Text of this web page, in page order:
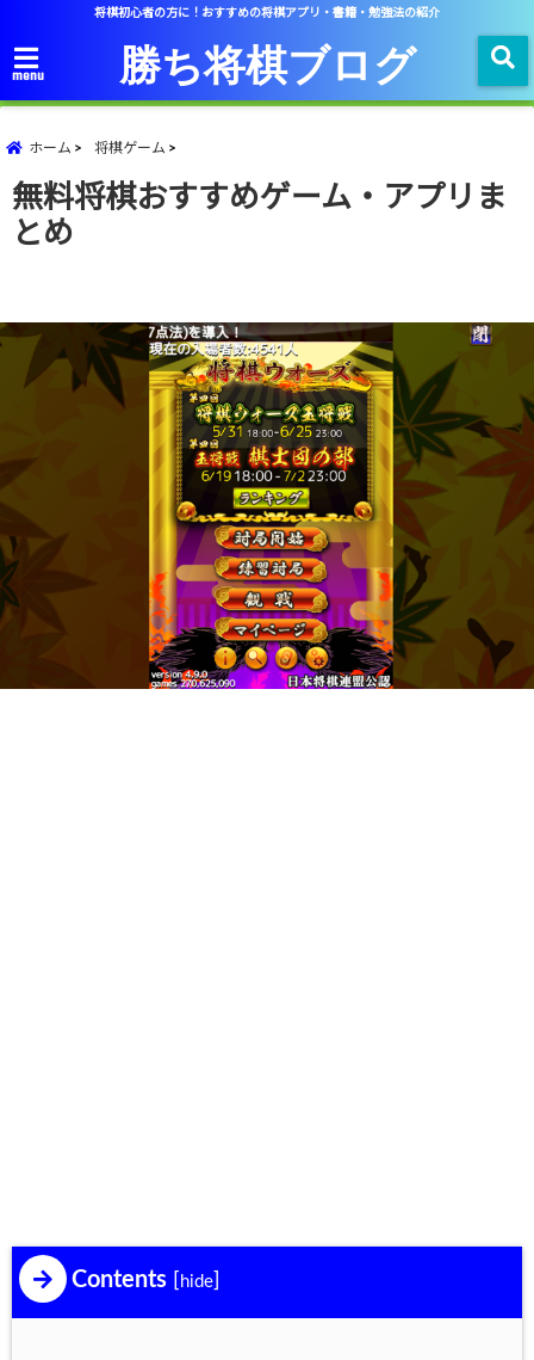
将棋初心者の方に！おすすめの将棋アプリ・書籍・勉強法の紹介
menu 勝ち将棋ブログ
ホーム 将棋ゲーム
無料将棋おすすめゲーム・アプリま
とめ
Contents hide